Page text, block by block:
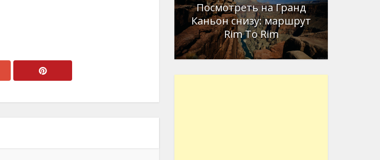
Посмотреть на Гранд
Каньон снизу: маршрут
Rim To Rim